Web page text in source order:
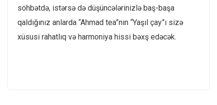
söhbətdə, istərsə də düşüncələrinizlə baş-başa
qaldığınız anlarda “Ahmad tea”nın “Yaşıl çay”ı sizə
xüsusi rahatlıq və harmoniya hissi bəxş edəcək.